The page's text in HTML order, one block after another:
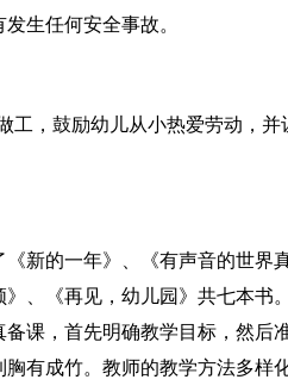
生任何安全事故。
工，鼓励幼儿从小热爱劳动，并
新的一年》、《有声音的世界
、《再见，幼儿园》共七本书
课，首先明确教学目标，然后
有成竹。教师的教学方法多样